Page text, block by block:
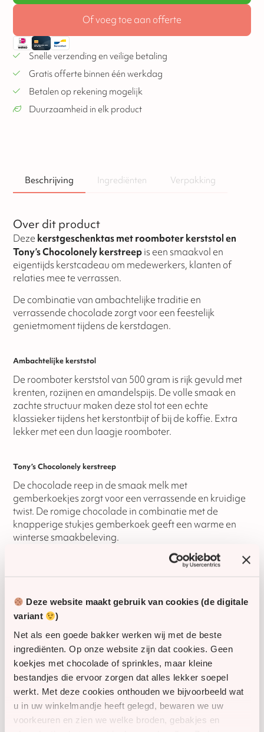
Deze website maakt gebruik van cookies (de digitale
variant
)
Net als een goede bakker werken wij met de beste
ingrediënten. Op onze website zijn dat cookies. Geen
koekjes met chocolade of sprinkles, maar kleine
bestandjes die ervoor zorgen dat alles lekker soepel
werkt. Met deze cookies onthouden we bijvoorbeeld wat
u in uw winkelmandje heeft gelegd, bewaren we uw
voorkeuren en zien we welke broden, gebakjes en
Of voeg toe aan offerte
Snelle verzending en veilige betaling
Gratis offerte binnen één werkdag
Betalen op rekening mogelijk
Duurzaamheid in elk product
Beschrijving Ingrediënten Verpakking
Over dit product
Deze kerstgeschenktas met roomboter kerststol en
Tony’s Chocolonely kerstreep is een smaakvol en
eigentijds kerstcadeau om medewerkers, klanten of
relaties mee te verrassen.
De combinatie van ambachtelijke traditie en
verrassende chocolade zorgt voor een feestelijk
genietmoment tijdens de kerstdagen.
Ambachtelijke kerststol
De roomboter kerststol van 500 gram is rijk gevuld met
krenten, rozijnen en amandelspijs. De volle smaak en
zachte structuur maken deze stol tot een echte
klassieker tijdens het kerstontbijt of bij de koffie. Extra
lekker met een dun laagje roomboter.
Tony’s Chocolonely kerstreep
De chocolade reep in de smaak melk met
gemberkoekjes zorgt voor een verrassende en kruidige
twist. De romige chocolade in combinatie met de
knapperige stukjes gemberkoek geeft een warme en
winterse smaakbeleving.
gram)
Tony’s Chocolonely kerstreep melk met
gemberkoekjes
Ambachtelijk en feestelijk samengesteld
Verpakt in een stijlvolle geschenktas
Geschikt als relatiegeschenk of kerstpakket